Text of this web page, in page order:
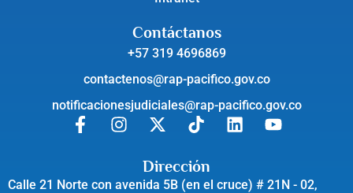
Contáctanos
+57 319 4696869
contactenos@rap-pacifico.gov.co
notificacionesjudiciales@rap-pacifico.gov.co
Dirección
Calle 21 Norte con avenida 5B (en el cruce) # 21N - 02,